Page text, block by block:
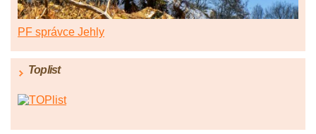
PF správce Jehly
Toplist